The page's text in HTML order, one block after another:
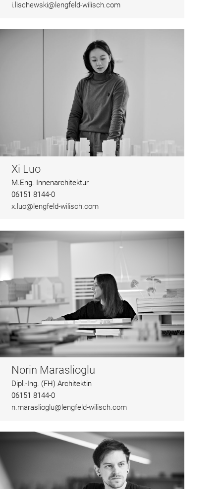
i.lischewski@lengfeld-wilisch.com
Xi Luo
M.Eng. Innenarchitektur
06151 8144-0
x.luo@lengfeld-wilisch.com
Norin Maraslioglu
Dipl.-Ing. (FH) Architektin
06151 8144-0
n.maraslioglu@lengfeld-wilisch.com